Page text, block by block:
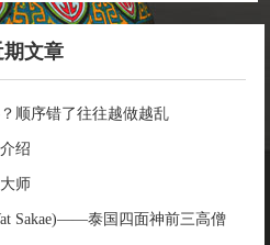
期文章
顺序错了往往越做越乱
绍
师
Sakae)——泰国四面神前三高僧